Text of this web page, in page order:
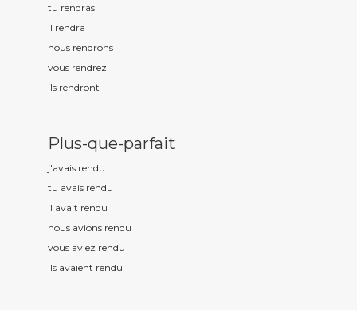
tu rendras
il rendra
nous rendrons
vous rendrez
ils rendront
Plus-que-parfait
j'avais rendu
tu avais rendu
il avait rendu
nous avions rendu
vous aviez rendu
ils avaient rendu